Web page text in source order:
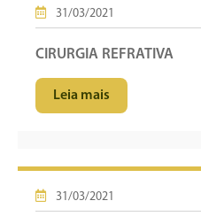
31/03/2021
CIRURGIA REFRATIVA
Leia mais
31/03/2021